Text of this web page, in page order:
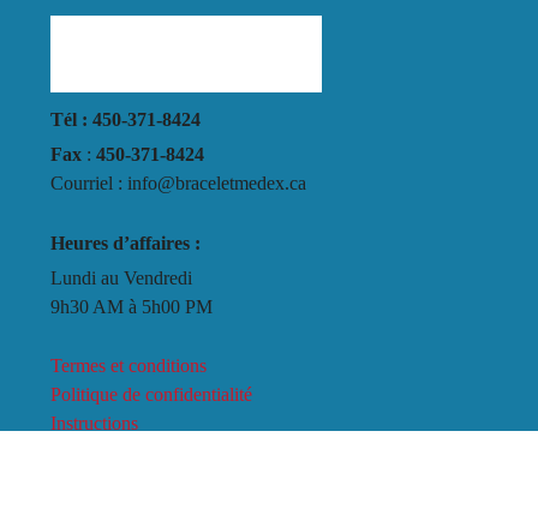
Tél : 450-371-8424
Fax : 450-371-8424
Courriel : info@braceletmedex.ca
Heures d’affaires :
Lundi au Vendredi
9h30 AM à 5h00 PM
Termes et conditions
Politique de confidentialité
Instructions